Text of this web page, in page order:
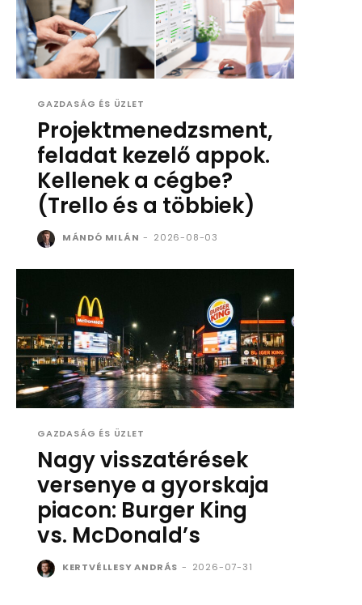
GAZDASÁG ÉS ÜZLET
Projektmenedzsment,
feladat kezelő appok.
Kellenek a cégbe?
(Trello és a többiek)
MÁNDÓ MILÁN - 2026-08-03
GAZDASÁG ÉS ÜZLET
Nagy visszatérések
versenye a gyorskaja
piacon: Burger King
vs. McDonald’s
KERTVÉLLESY ANDRÁS - 2026-07-31